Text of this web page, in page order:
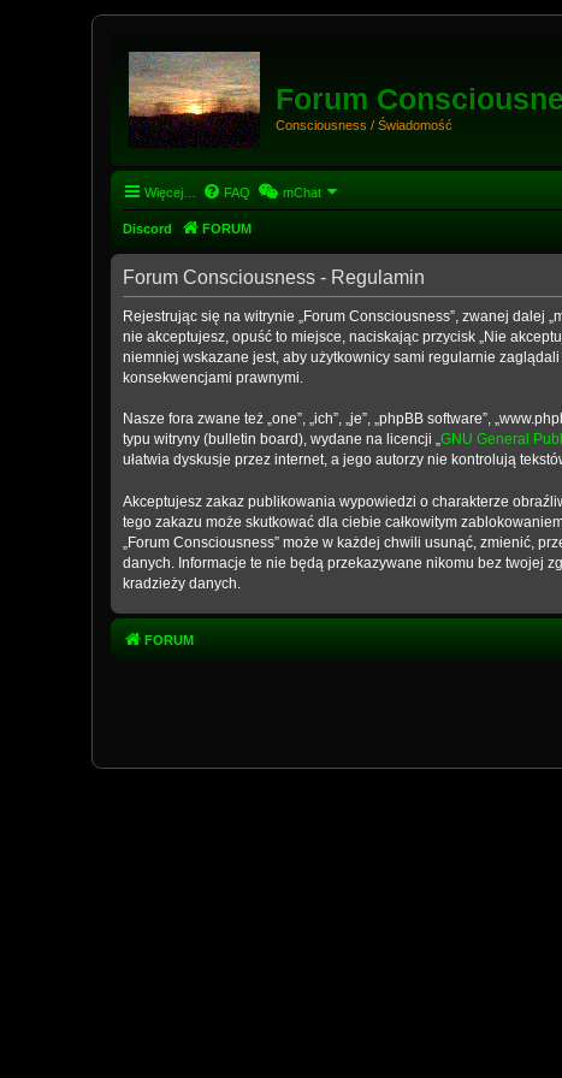
Forum
Consciousness / Świadomość
Więcej… FAQ mChat
Discord FORUM
Forum Consciousness - Regulamin
Rejestrując się na witrynie „Forum Consciousness”, zwanej dalej
nie akceptujesz, opuść to miejsce, naciskając przycisk „Nie
niemniej wskazane jest, aby użytkownicy sami regularnie
konsekwencjami prawnymi.
Nasze fora zwane też „one”, „ich”, „je”, „phpBB software”,
typu witryny (bulletin board), wydane na licencji „GNU General
ułatwia dyskusje przez internet, a jego autorzy nie kontrolują
Akceptujesz zakaz publikowania wypowiedzi o charakterze
tego zakazu może skutkować dla ciebie całkowitym
„Forum Consciousness” może w każdej chwili usunąć, zmienić,
danych. Informacje te nie będą przekazywane nikomu bez twojej
kradzieży danych.
FORUM